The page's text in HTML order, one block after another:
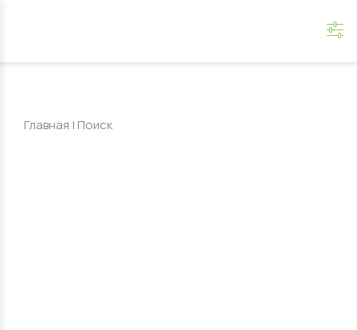
Главная | Поиск